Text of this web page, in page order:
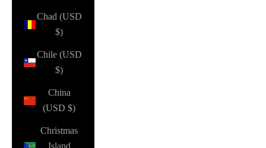
Chad (USD
$)
Chile (USD
$)
China
(USD $)
Christmas
Island